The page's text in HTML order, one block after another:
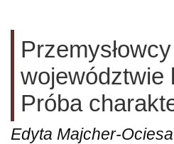
województwie
Próba
Edyta Majcher-Ociesa